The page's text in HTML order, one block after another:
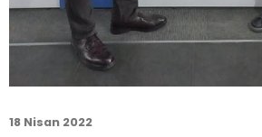
18 Nisan 2022